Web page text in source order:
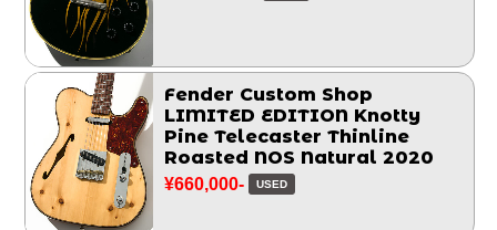
Fender Custom Shop
LIMITED EDITION Knotty
Pine Telecaster Thinline
Roasted NOS Natural 2020
¥660,000- USED